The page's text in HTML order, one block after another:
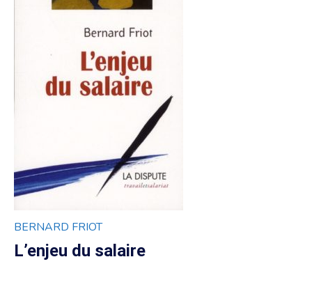
BERNARD FRIOT
L’enjeu du salaire